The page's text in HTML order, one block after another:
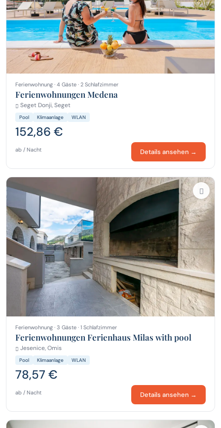
Ferienwohnung · 4 Gäste · 2 Schlafzimmer
Ferienwohnungen Medena
Seget Donji, Seget
Pool Klimaanlage WLAN
152,86 €
ab / Nacht Details ansehen →
Ferienwohnung · 3 Gäste · 1 Schlafzimmer
Ferienwohnungen Ferienhaus Milas with pool
Jesenice, Omis
Pool Klimaanlage WLAN
78,57 €
ab / Nacht Details ansehen →